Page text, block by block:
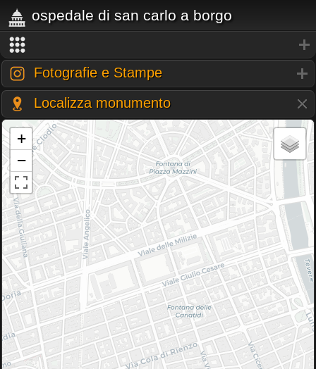
ospedale di san carlo a borgo
Fotografie e Stampe
Localizza monumento
+
−